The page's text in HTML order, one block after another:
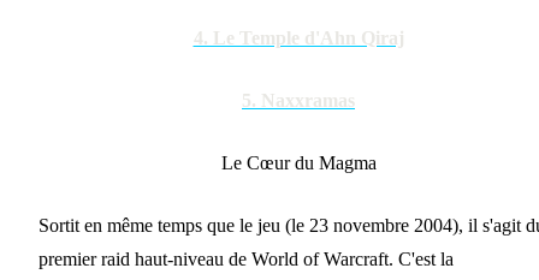
4. Le Temple d'Ahn Qiraj
5. Naxxramas
Le Cœur du Magma
Sortit en même temps que le jeu (le 23 novembre 2004), il s'agit
premier raid haut-niveau de World of Warcraft. C'est la